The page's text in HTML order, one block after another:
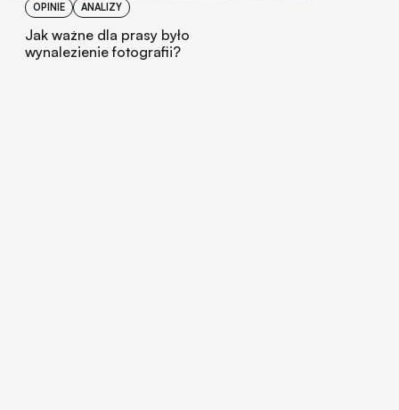
OPINIE ANALIZY
Jak ważne dla prasy było
wynalezienie fotografii?